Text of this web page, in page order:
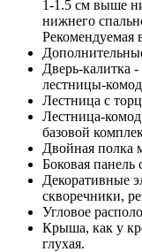
1-1.5 см выше
нижнего
Рекомендуемая
Дверь-калитка
лестницы-
Лестница с
Лестница-
базовой
Двойная полка
Боковая панель
Декоративные
скворечники,
Угловое
Крыша, как у
глухая.